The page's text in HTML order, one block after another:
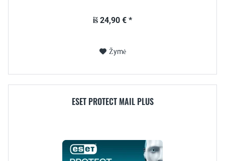
iš 24,90 € *
Žymė
ESET PROTECT MAIL PLUS